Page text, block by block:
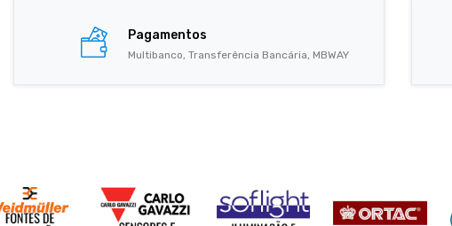
Pagamentos
Multibanco, Transferência Bancária, MBWAY